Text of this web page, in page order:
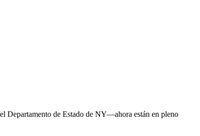
Departamento de Estado de NY—ahora están en pleno